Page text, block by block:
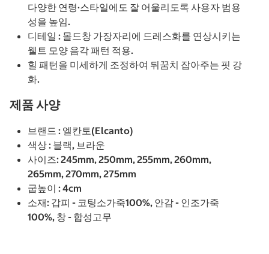
다양한 연령·스타일에도 잘 어울리도록 사용자 범용
성을 높임.
디테일 : 몰드창 가장자리에 드레스화를 연상시키는
웰트 모양 음각 패턴 적용.
힐 패턴을 미세하게 조정하여 뒤꿈치 잡아주는 핏 강
화.
제품 사양
브랜드 : 엘칸토(Elcanto)
색상 : 블랙, 브라운
사이즈: 245mm, 250mm, 255mm, 260mm,
265mm, 270mm, 275mm
굽높이 : 4cm
소재: 갑피 - 코팅소가죽100%, 안감 - 인조가죽
100%, 창 - 합성고무